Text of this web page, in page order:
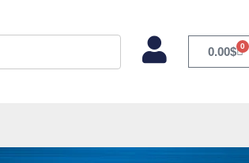
0.00$ 0